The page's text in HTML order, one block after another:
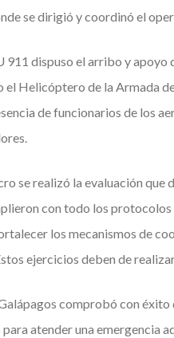
se dirigió y coordinó el
911 dispuso el arribo y
el Helicóptero de la Armada
de funcionarios de los
se realizó la evaluación
con todo los
los mecanismos de
ejercicios deben de
comprobó con
atender una emergencia